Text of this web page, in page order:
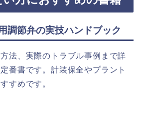
調節弁の実技ハンドブック
法、実際のトラブル事例まで詳
番書です。計装保全やプラント
すめです。